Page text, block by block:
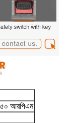
আরপিএম